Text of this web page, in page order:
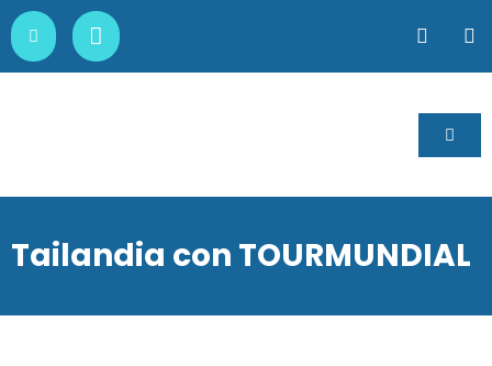
Tailandia con TOURMUNDIAL